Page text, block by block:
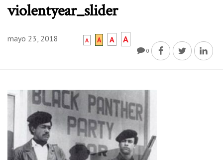
violentyear_slider
mayo 23, 2018 A A A A
0